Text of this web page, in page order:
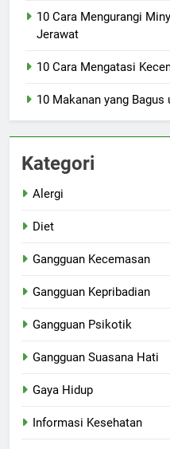
10 Cara Mengurangi
Jerawat
10 Cara Mengatasi
10 Makanan yang
Kategori
Alergi
Diet
Gangguan Kecemasan
Gangguan Kepribadian
Gangguan Psikotik
Gangguan Suasana Hati
Gaya Hidup
Informasi Kesehatan